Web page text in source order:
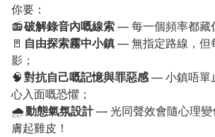
你要：
📻破解錄音內嘅線索 — 每一個頻率都藏
🚪 自由探索霧中小鎮 — 無指定路線，但
影；
🧠 對抗自己嘅記憶與罪惡感 — 小鎮唔單
心入面嘅恐懼；
🌧️動態氣氛設計— 光同聲效會隨心理變
膚起雞皮！